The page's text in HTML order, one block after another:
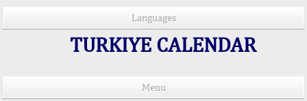
Languages
TURKIYE CALENDAR
Menu